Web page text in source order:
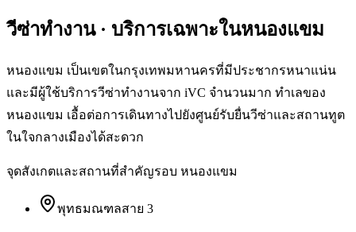
วีซ่าทำงาน· บริการเฉพาะในหนองแขม
หนองแขม เป็นเขตในกรุงเทพมหานครที่มีประชากรหนาแน่น
และมีผู้ใช้บริการวีซ่าทำงานจาก iVC จำนวนมาก ทำเลของ
หนองแขม เอื้อต่อการเดินทางไปยังศูนย์รับยื่นวีซ่าและสถานทูต
ในใจกลางเมืองได้สะดวก
จุดสังเกตและสถานที่สำคัญรอบ หนองแขม
พุทธมณฑลสาย 3